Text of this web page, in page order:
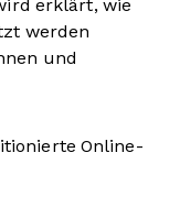
erklärt, wie
werden
und
Online-